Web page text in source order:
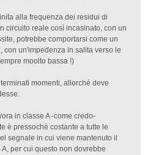
alla frequenza dei residui di
circuito reale così incasinato, con un
potrebbe comportarsi come un
con un'impedenza in salita verso le
moolto bassa !)
momenti, allorché deve
in classe A -come credo-
è pressochè costante a tutte le
segnale in cui viene mantenuto il
per cui questo non dovrebbe